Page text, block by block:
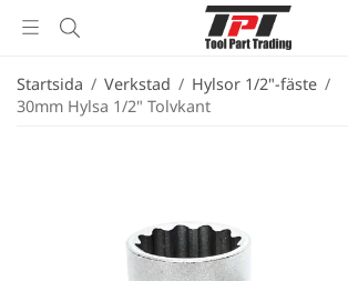
Startsida / Verkstad / Hylsor 1/2"-fäste /
30mm Hylsa 1/2" Tolvkant